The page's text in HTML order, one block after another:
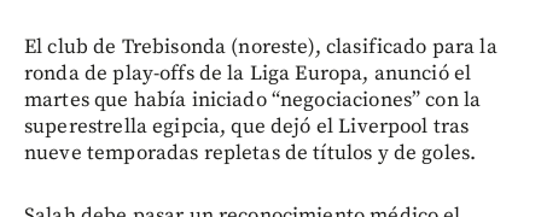
El club de Trebisonda (noreste), clasificado para la
ronda de play-offs de la Liga Europa, anunció el
martes que había iniciado “negociaciones” con la
superestrella egipcia, que dejó el Liverpool tras
nueve temporadas repletas de títulos y de goles.